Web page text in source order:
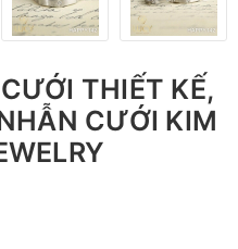
THIẾT KẾ,
CƯỚI KIM